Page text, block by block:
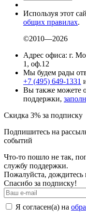
Используя этот
общих правилах.
©2010—2026
Адрес офиса: г.
1, оф.12
Мы будем рады
+7 (495) 649-1331
Вы также можете
поддержки,
Скидка 3% за подписку
Подпишитесь на
событий
Что-то пошло не так,
службу поддержки.
Пожалуйста,
Спасибо за подписку!
Я согласен(а) на